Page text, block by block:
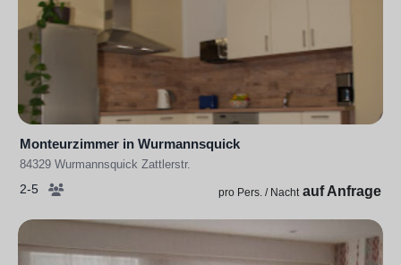
Monteurzimmer in Wurmannsquick
84329 Wurmannsquick Zattlerstr.
2-5 pro Pers. / Nacht auf Anfrage